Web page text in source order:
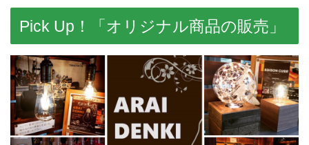
Pick Up！「オリジナル商品の販売」